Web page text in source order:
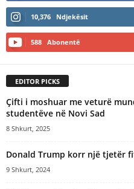
e
n
a
:
10,376 Ndjekësit
588 Abonentë
EDITOR PICKS
Çifti i moshuar me veturë
studentëve në Novi Sad
8 Shkurt, 2025
Donald Trump korr një tjetër
9 Shkurt, 2024